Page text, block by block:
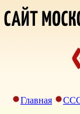
Главная